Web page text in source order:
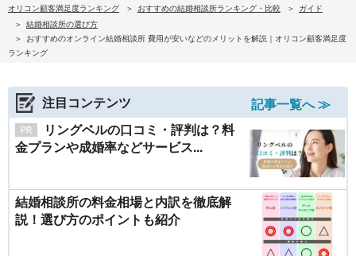
オリコン顧客満足度ランキング おすすめの結婚相談所ランキング・比較
ガイド
結婚相談所の選び方
おすすめのオンライン結婚相談所 費用が安いなどのメリットを解説｜オリコン顧客満足度
ランキング
注目コンテンツ
記事一覧へ ≫
リングベルの口コミ・評判は？料
金プランや成婚率などサービス...
結婚相談所の料金相場と内訳を徹底解
説！選び方のポイントも紹介